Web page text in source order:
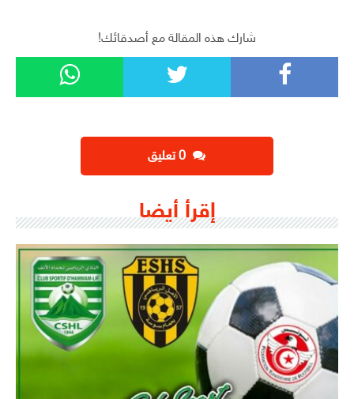
شارك هذه المقالة مع أصدقائك!
إقرأ أيضا